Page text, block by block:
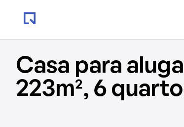
Casa para
223m², 6